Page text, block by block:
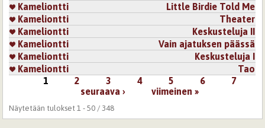
Kameliontti
Little Birdie Told Me
Kameliontti
Theater
Kameliontti
Keskusteluja II
Kameliontti
Vain ajatuksen päässä
Kameliontti
Keskusteluja I
Kameliontti
Tao
1 2 3 4 5 6
7
seuraava ›
viimeinen »
Näytetään tulokset 1 - 50 / 348